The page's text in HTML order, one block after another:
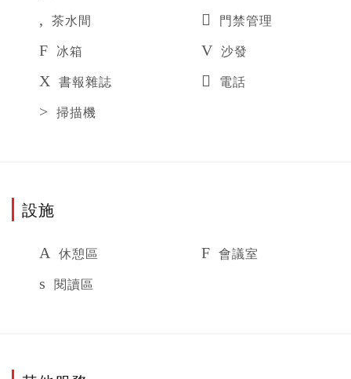
茶水間
門禁管理
冰箱
沙發
書報雜誌
電話
掃描機
設施
休憩區
會議室
閱讀區